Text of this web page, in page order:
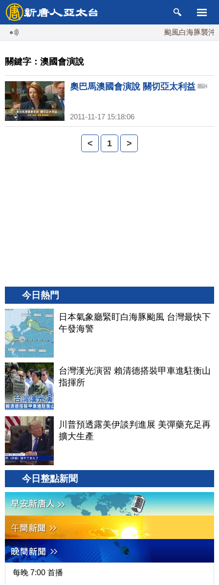
颱風白海豚襲沖
關鍵字：澳國會演說
奧巴馬澳國會演說 關切亞太利益
2011-11-17 15:18:06
< 1 >
今日熱門
日本氣象廳緊盯白海豚颱風 台灣最快下
午發海警
台灣漢光演習 賴清德搭裝甲車進駐衡山
指揮所
川普預透露美伊談判進展 美彈藥充足再
擴大生產
今日整點新聞
每晚 7:00 首播